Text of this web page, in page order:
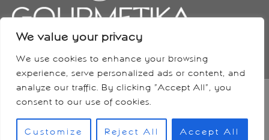
We value your privacy
We use cookies to enhance your browsing
experience, serve personalized ads or content, and
analyze our traffic. By clicking "Accept All", you
consent to our use of cookies.
Customize Reject All Accept All
Copyright © 2026 Gourmétika